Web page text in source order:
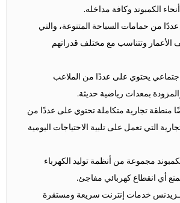
الكمبوند وكافة مداخله.
من حمامات السباحة المتنوعة، والتي
الأعمار وتتناسب مع مختلف قدراتهم
يحتوي على عددًا من الملاعب
بمعدات رياضية حديثة.
منطقة تجارية متكاملة تحتوي على عددًا من
التي تعمل على تلبية الاحتياجات اليومية
مجموعة من أنظمة توليد الكهرباء
أي انقطاع كهربائي مفاجئ.
خدمات إنترنت سريعة ومستقرة